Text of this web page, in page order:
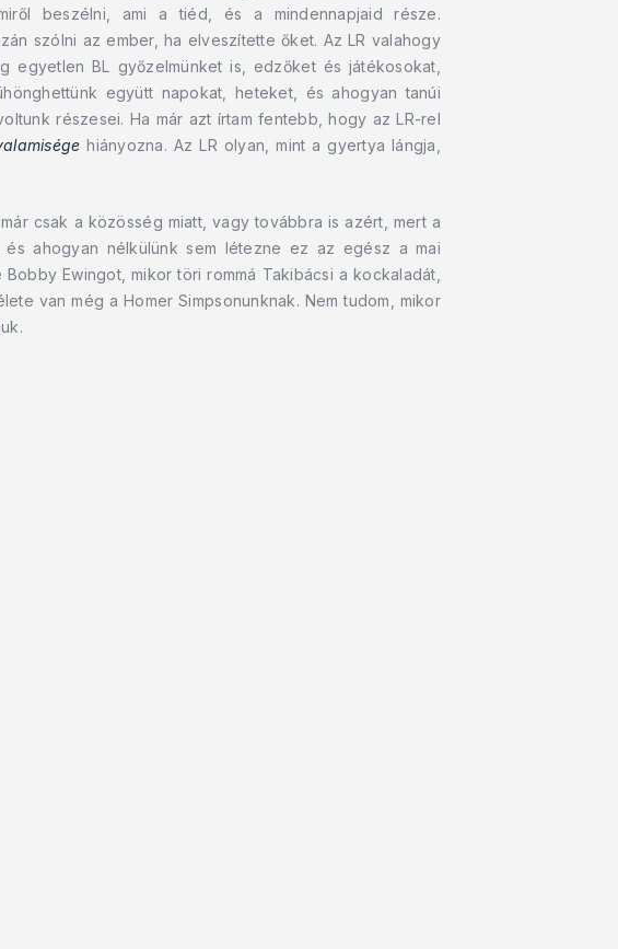
beszélni, ami a tiéd, és a mindennapjaid része.
szólni az ember, ha elveszítette őket. Az LR valahogy
egyetlen BL győzelmünket is, edzőket és játékosokat,
együtt napokat, heteket, és ahogyan tanúi
részesei. Ha már azt írtam fentebb, hogy az LR-rel
hiányozna. Az LR olyan, mint a gyertya lángja,
csak a közösség miatt, vagy továbbra is azért, mert a
ahogyan nélkülünk sem létezne ez az egész a mai
Ewingot, mikor töri rommá Takibácsi a kockaladát,
van még a Homer Simpsonunknak. Nem tudom, mikor